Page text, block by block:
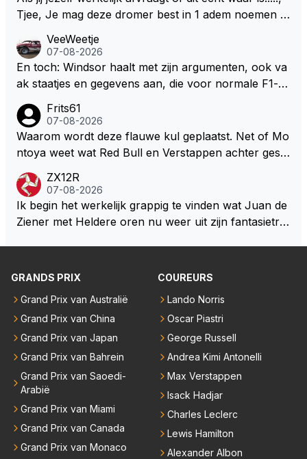
Tjee, Je mag deze dromer best in 1 adem noemen m
aar voordragen uit eigen geest. Kan mij voorstellen d
at je het leuk vindt sprookjes te luisteren maar heb jij
jezelf dan ook wel eens afgevraagd of de dappere b
ze wolff gesneden heeft?
VeeWeetje
07-08-2026
En toch: Windsor haalt met zijn argumenten, ook va
ak staatjes en gegevens aan, die voor normale F1-fa
okies made of your own dough" 🤣
Frits61
07-08-2026
Waarom wordt deze flauwe kul geplaatst. Net of Mo
ntoya weet wat Red Bull en Verstappen achter geslo
ZX12R
07-08-2026
Ik begin het werkelijk grappig te vinden wat Juan de
Ziener met Heldere oren nu weer uit zijn fantasietro
Team Verstappen...., Praten doet ie in iedergeval ma
GRANDS PRIX
Grand Prix van Australië
Grand Prix van China
Grand Prix van Japan
Grand Prix van Bahrein
Grand Prix van Saoedi-
Arabië
Grand Prix van Miami
Grand Prix van Canada
Grand Prix van Monaco
COUREURS
Lando Norris
Oscar Piastri
George Russell
Andrea Kimi Antonelli
Max Verstappen
Isack Hadjar
Charles Leclerc
Lewis Hamilton
Alexander Albon